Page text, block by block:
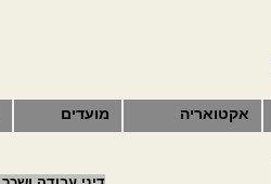
אקטואריה מועדים